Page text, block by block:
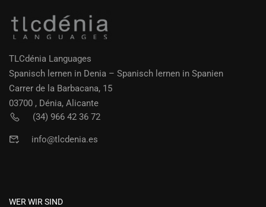
TLCdénia Languages
Spanisch lernen in Denia – Spanisch lernen in Spanien
Carrer de la Barbacana, 15
03700 , Dénia, Alicante
(34) 966 42 36 72
info@tlcdenia.es
WER WIR SIND